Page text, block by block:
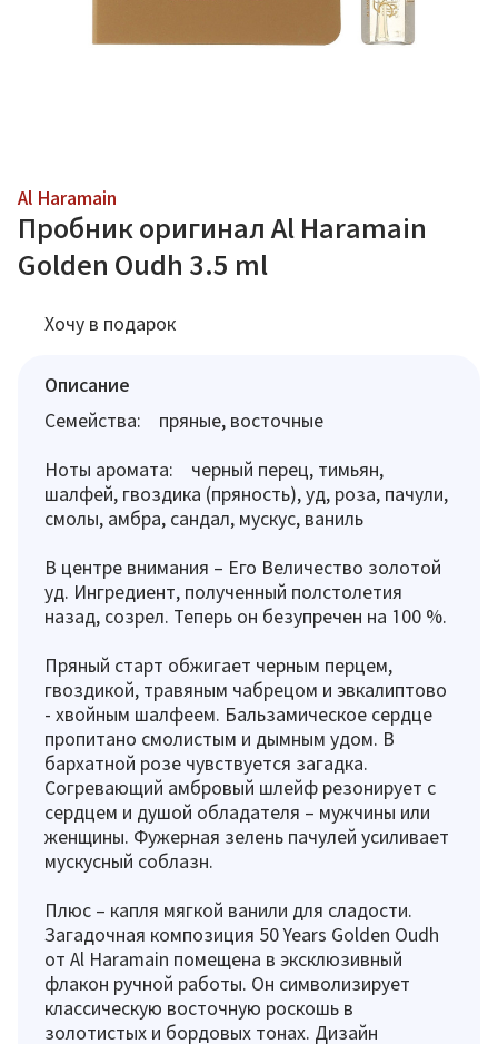
Al Haramain
Пробник оригинал Al Haramain
Golden Oudh 3.5 ml
Хочу в подарок
Описание
Семейства: пряные, восточные
Ноты аромата: черный перец, тимьян,
шалфей, гвоздика (пряность), уд, роза, пачули,
смолы, амбра, сандал, мускус, ваниль
В центре внимания – Его Величество золотой
уд. Ингредиент, полученный полстолетия
назад, созрел. Теперь он безупречен на 100 %.
Пряный старт обжигает черным перцем,
гвоздикой, травяным чабрецом и эвкалиптово
- хвойным шалфеем. Бальзамическое сердце
пропитано смолистым и дымным удом. В
бархатной розе чувствуется загадка.
Согревающий амбровый шлейф резонирует с
сердцем и душой обладателя – мужчины или
женщины. Фужерная зелень пачулей усиливает
мускусный соблазн.
Плюс – капля мягкой ванили для сладости.
Загадочная композиция 50 Years Golden Oudh
от Al Haramain помещена в эксклюзивный
флакон ручной работы. Он символизирует
классическую восточную роскошь в
золотистых и бордовых тонах. Дизайн